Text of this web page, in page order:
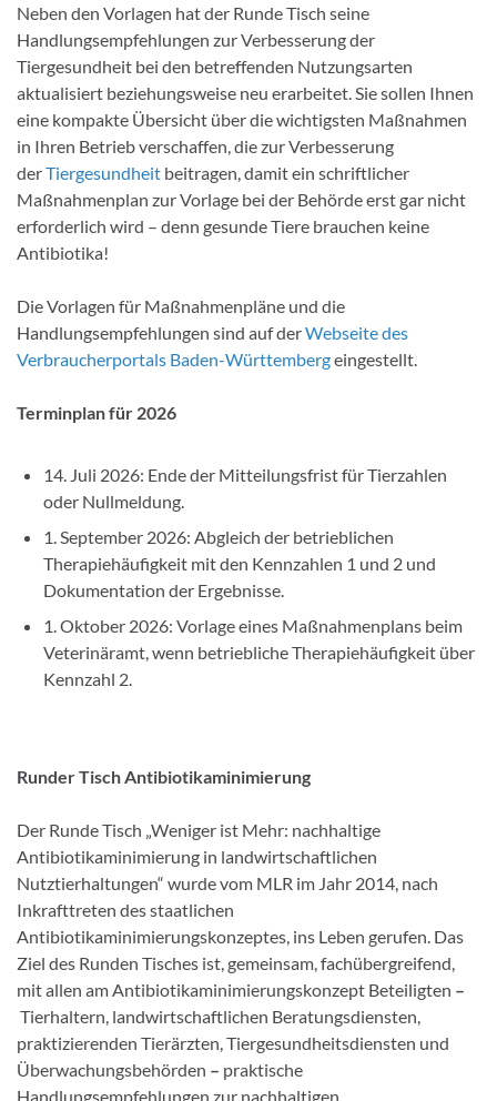
Neben den Vorlagen hat der Runde Tisch seine
Handlungsempfehlungen zur Verbesserung der
Tiergesundheit bei den betreffenden Nutzungsarten
aktualisiert beziehungsweise neu erarbeitet. Sie sollen Ihnen
eine kompakte Übersicht über die wichtigsten Maßnahmen
in Ihren Betrieb verschaffen, die zur Verbesserung
derTiergesundheit beitragen, damit ein schriftlicher
Maßnahmenplan zur Vorlage bei der Behörde erst gar nicht
erforderlich wird – denn gesunde Tiere brauchen keine
Antibiotika!
Die Vorlagen für Maßnahmenpläne und die
Handlungsempfehlungen sind auf derWebseite des
Verbraucherportals Baden-Württembergeingestellt.
Terminplan für 2026
14. Juli 2026: Ende der Mitteilungsfrist für Tierzahlen
oder Nullmeldung.
1. September 2026: Abgleich der betrieblichen
Therapiehäufigkeit mit den Kennzahlen 1 und 2 und
Dokumentation der Ergebnisse.
1. Oktober 2026: Vorlage eines Maßnahmenplans beim
Veterinäramt, wenn betriebliche Therapiehäufigkeit über
Kennzahl 2.
Runder Tisch Antibiotikaminimierung
Der Runde Tisch „Weniger ist Mehr: nachhaltige
Antibiotikaminimierung in landwirtschaftlichen
Nutztierhaltungen“ wurde vom MLR im Jahr 2014, nach
Inkrafttreten des staatlichen
Antibiotikaminimierungskonzeptes, ins Leben gerufen. Das
Ziel des Runden Tisches ist, gemeinsam, fachübergreifend,
mit allen am Antibiotikaminimierungskonzept Beteiligten –
Tierhaltern, landwirtschaftlichen Beratungsdiensten,
praktizierenden Tierärzten, Tiergesundheitsdiensten und
Überwachungsbehörden – praktische
Handlungsempfehlungen zur nachhaltigen